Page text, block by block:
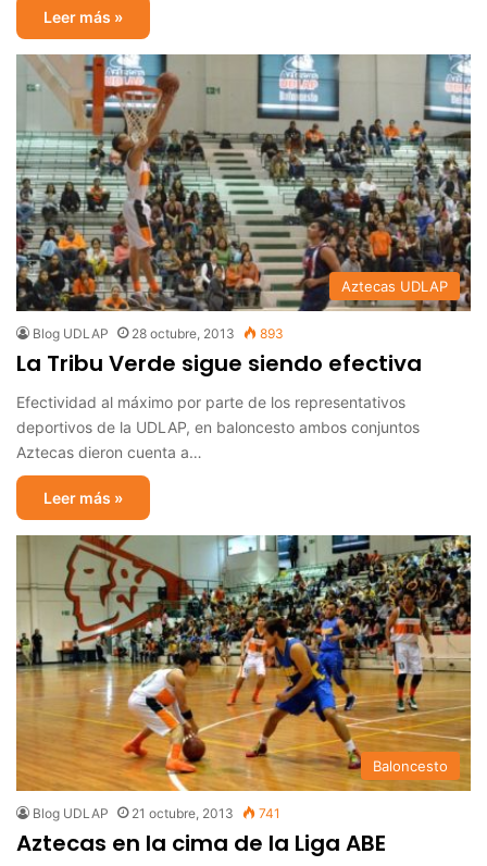
Leer más »
Aztecas UDLAP
Blog UDLAP 28 octubre, 2013 893
La Tribu Verde sigue siendo efectiva
Efectividad al máximo por parte de los representativos
deportivos de la UDLAP, en baloncesto ambos conjuntos
Aztecas dieron cuenta a…
Leer más »
Baloncesto
Blog UDLAP 21 octubre, 2013 741
Aztecas en la cima de la Liga ABE